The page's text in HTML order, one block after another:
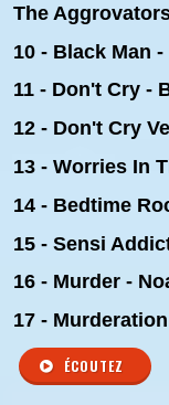
The
10 - Black Man
11 - Don't Cry -
12 - Don't Cry
13 - Worries In
14 - Bedtime
15 - Sensi
16 - Murder -
17 -
ÉCOUTEZ